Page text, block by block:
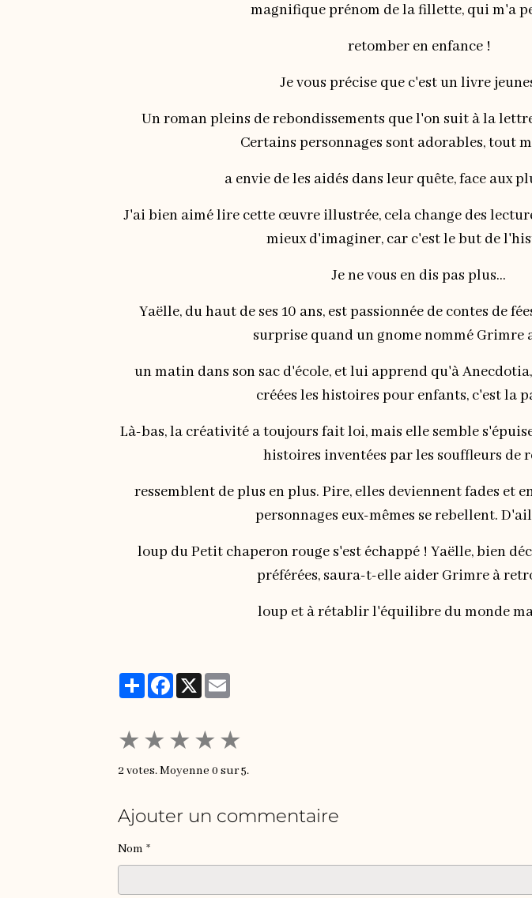
magnifique prénom de la fillette, qui m'a
retomber en enfance !
Je vous précise que c'est un livre
Un roman pleins de rebondissements que l'on suit à la
Certains personnages sont adorables, tout
a envie de les aidés dans leur quête, face aux
J'ai bien aimé lire cette œuvre illustrée, cela change des
mieux d'imaginer, car c'est le but de
Je ne vous en dis pas plus...
Yaëlle, du haut de ses 10 ans, est passionnée de contes de
surprise quand un gnome nommé Grimre
un matin dans son sac d'école, et lui apprend qu'à
créées les histoires pour enfants, c'est la
Là-bas, la créativité a toujours fait loi, mais elle semble
histoires inventées par les souffleurs de
ressemblent de plus en plus. Pire, elles deviennent fades et
personnages eux-mêmes se rebellent.
loup du Petit chaperon rouge s'est échappé ! Yaëlle, bien
préférées, saura-t-elle aider Grimre à
loup et à rétablir l'équilibre du monde
PartagerFacebook
X
★ ★ ★ ★ ★
2 votes. Moyenne0 sur 5.
Ajouter un commentaire
Nom